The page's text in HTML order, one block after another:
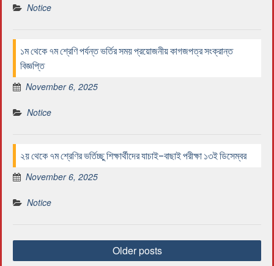
Notice
১ম থেকে ৭ম শ্রেণি পর্যন্ত ভর্তির সময় প্রয়োজনীয় কাগজপত্র সংক্রান্ত
বিজ্ঞপ্তি
November 6, 2025
Notice
২য় থেকে ৭ম শ্রেণির ভর্তিচ্ছু শিক্ষার্থীদের যাচাই-বাছাই পরীক্ষা ১৩ই ডিসেম্বর
November 6, 2025
Notice
P
o
Older posts